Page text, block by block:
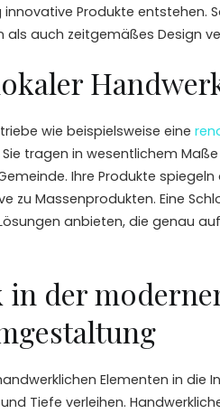
Produkte entstehen.
als auch zeitgemäßes Design
wie beispielsweise eine
tragen in wesentlichem
Ihre Produkte
zu Massenprodukten. Eine
anbieten, die genau
in der
Elementen in
Tiefe verleihen.